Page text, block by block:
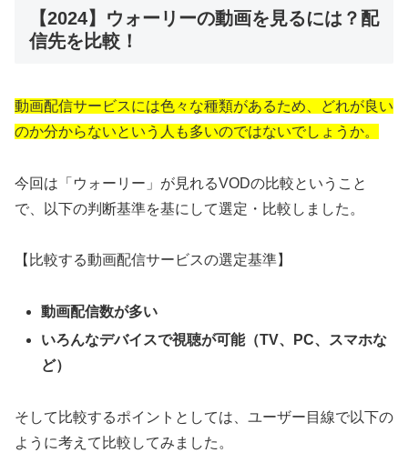
【2024】ウォーリーの動画を見るには？配
信先を比較！
動画配信サービスには色々な種類があるため、どれが良い
のか分からないという人も多いのではないでしょうか。
今回は「ウォーリー」が見れるVODの比較ということ
で、以下の判断基準を基にして選定・比較しました。
【比較する動画配信サービスの選定基準】
動画配信数が多い
いろんなデバイスで視聴が可能（TV、PC、スマホな
ど）
そして比較するポイントとしては、ユーザー目線で以下の
ように考えて比較してみました。